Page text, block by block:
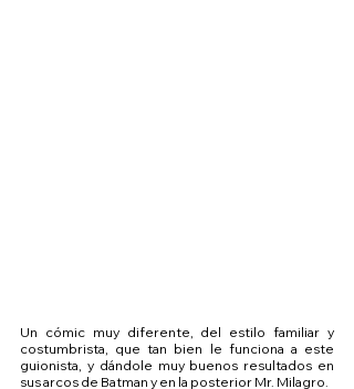
Un cómic muy diferente, del estilo familiar y
costumbrista, que tan bien le funciona a este
guionista, y dándole muy buenos resultados en
sus arcos de Batman y en la posterior Mr. Milagro.